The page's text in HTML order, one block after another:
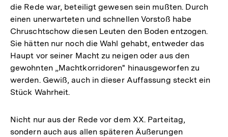
die Rede war, beteiligt gewesen sein mußten. Durch
einen unerwarteten und schnellen Vorstoß habe
Chruschtschow diesen Leuten den Boden entzogen.
Sie hätten nur noch die Wahl gehabt, entweder das
Haupt vor seiner Macht zu neigen oder aus den
gewohnten „Machtkorridoren" hinausgeworfen zu
werden. Gewiß, auch in dieser Auffassung steckt ein
Stück Wahrheit.
Nicht nur aus der Rede vor dem XX. Parteitag,
sondern auch aus allen späteren Äußerungen